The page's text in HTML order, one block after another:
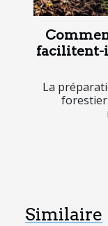
facilitent-
La
Similaire